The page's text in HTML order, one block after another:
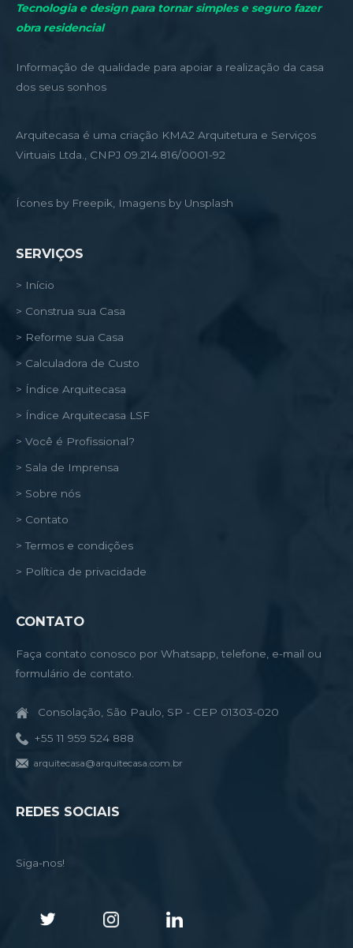
Tecnologia e design para tornar simples e seguro fazer
obra residencial
Informação de qualidade para apoiar a realização da casa
dos seus sonhos
Arquitecasa é uma criação KMA2 Arquitetura e Serviços
Virtuais Ltda., CNPJ 09.214.816/0001-92
Ícones by Freepik, Imagens by Unsplash
SERVIÇOS
> Início
> Construa sua Casa
> Reforme sua Casa
> Calculadora de Custo
> Índice Arquitecasa
> Índice Arquitecasa LSF
> Você é Profissional?
> Sala de Imprensa
> Sobre nós
> Contato
> Termos e condições
> Política de privacidade
CONTATO
Faça contato conosco por Whatsapp, telefone, e-mail ou
formulário de contato.
Consolação, São Paulo, SP - CEP 01303-020
+55 11 959 524 888
arquitecasa@arquitecasa.com.br
REDES SOCIAIS
Siga-nos!